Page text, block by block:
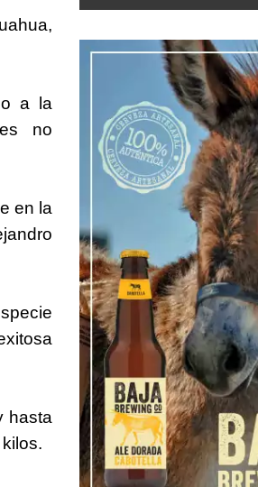
a la
no
en la
hasta